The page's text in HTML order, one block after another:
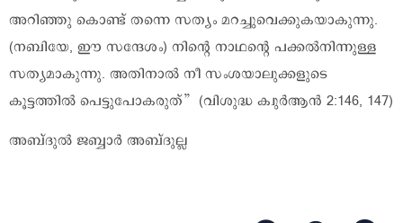
അറിഞ്ഞു കൊണ്ട് തന്നെ സത്യം മറച്ചുവെക്കുകയാകുന്നു.
(നബിയേ, ഈ സന്ദേശം) നിന്റെ നാഥന്റെ പക്കൽനിന്നുള്ള
സത്യമാകുന്നു. അതിനാൽ നീ സംശയാലുക്കളുടെ
കൂട്ടത്തിൽ പെട്ടുപോകരുത്” (വിശുദ്ധ ക്വുർആൻ 2:146, 147)
അബ്ദുൽ ജബ്ബാർ അബ്ദുല്ല